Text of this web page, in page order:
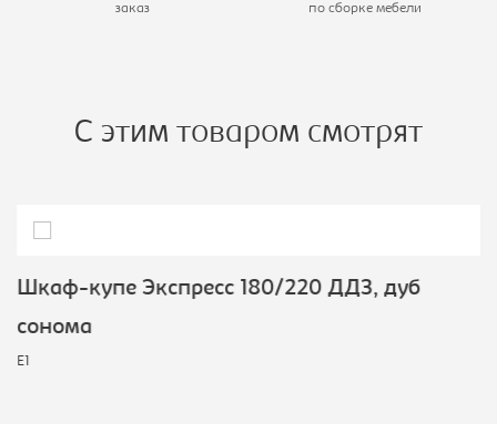
заказ
по сборке мебели
С этим товаром смотрят
Шкаф-купе Экспресс 180/220 ДДЗ, дуб
сонома
E1